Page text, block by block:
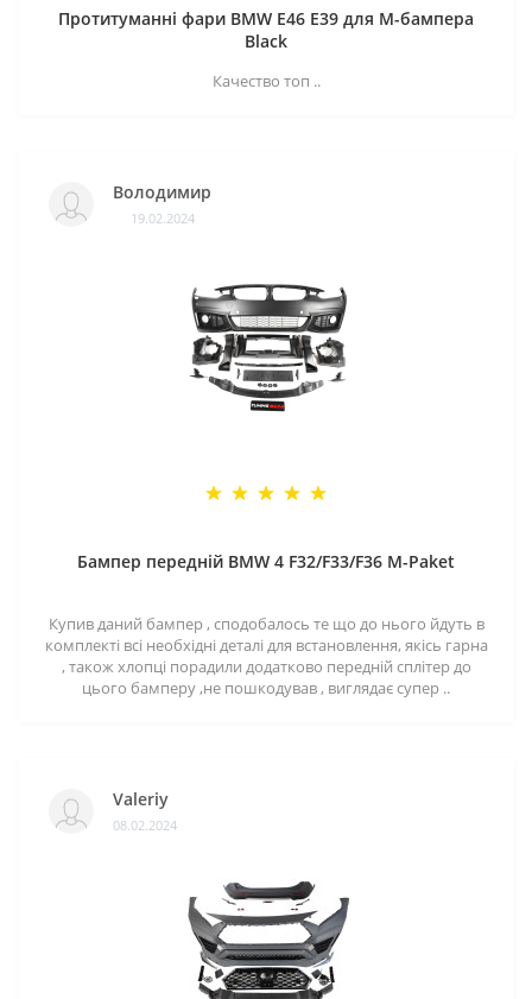
Протитуманні фари BMW E46 E39 для M-бампера
Black
Качество топ ..
Володимир
19.02.2024
Бампер передній BMW 4 F32/F33/F36 M-Paket
Купив даний бампер , сподобалось те що до нього йдуть в
комплекті всі необхідні деталі для встановлення, якісь гарна
, також хлопці порадили додатково передній сплітер до
цього бамперу ,не пошкодував , виглядає супер ..
Valeriy
08.02.2024